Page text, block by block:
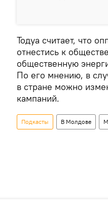
Тодуа считает, что
отнестись к
общественную
По его мнению, в
в стране можно
кампаний.
Подкасты В Молдове